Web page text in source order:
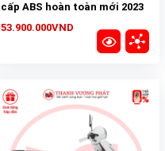
cấp ABS hoàn toàn mới 2023
53.900.000VND